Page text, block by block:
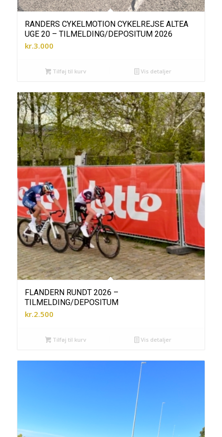
RANDERS CYKELMOTION CYKELREJSE ALTEA
UGE 20 – TILMELDING/DEPOSITUM 2026
kr.3.000
Tilføj til kurv Vis detaljer
FLANDERN RUNDT 2026 –
TILMELDING/DEPOSITUM
kr.2.500
Tilføj til kurv Vis detaljer